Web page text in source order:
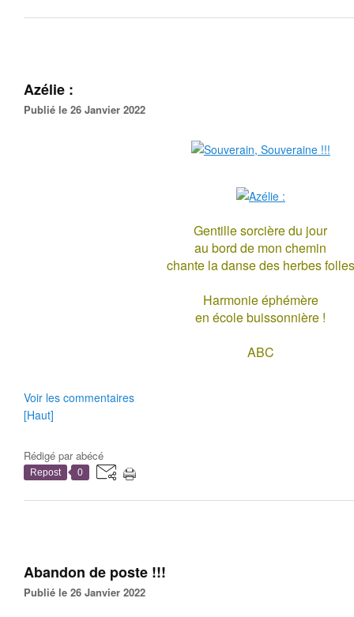
Azélie :
Publié le 26 Janvier 2022
Gentille sorcière du jour
au bord de mon chemin
chante la danse des herbes folles
Harmonie éphémère
en école buissonnière !
ABC
Voir les commentaires
[Haut]
Rédigé parabécé
Repost 0
Abandon de poste !!!
Publié le 26 Janvier 2022